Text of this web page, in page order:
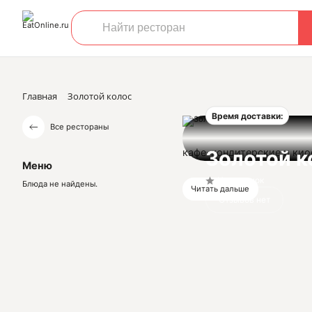
Главная Золотой колос
Все рестораны
Меню
Блюда не найдены.
Время доставки:
Золотой
кафе-кондитерские и
Читать дальше